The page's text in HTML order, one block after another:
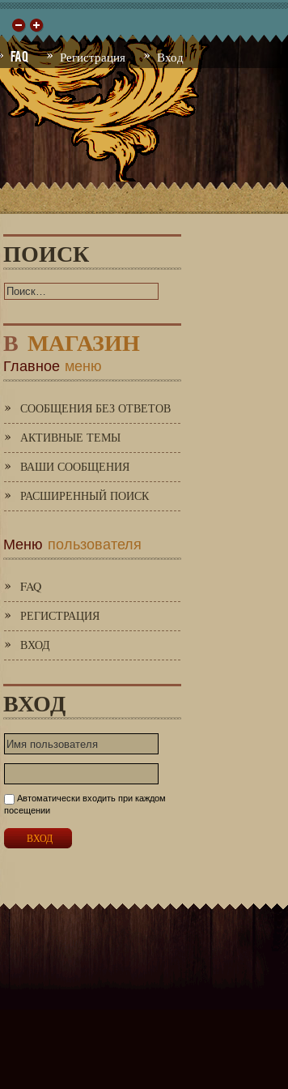
FAQ Регистрация Вход
ПОИСК
В МАГАЗИН
Главное меню
СООБЩЕНИЯ БЕЗ ОТВЕТОВ
АКТИВНЫЕ ТЕМЫ
ВАШИ СООБЩЕНИЯ
РАСШИРЕННЫЙ ПОИСК
Меню пользователя
FAQ
РЕГИСТРАЦИЯ
ВХОД
ВХОД
Автоматически входить при каждом
посещении